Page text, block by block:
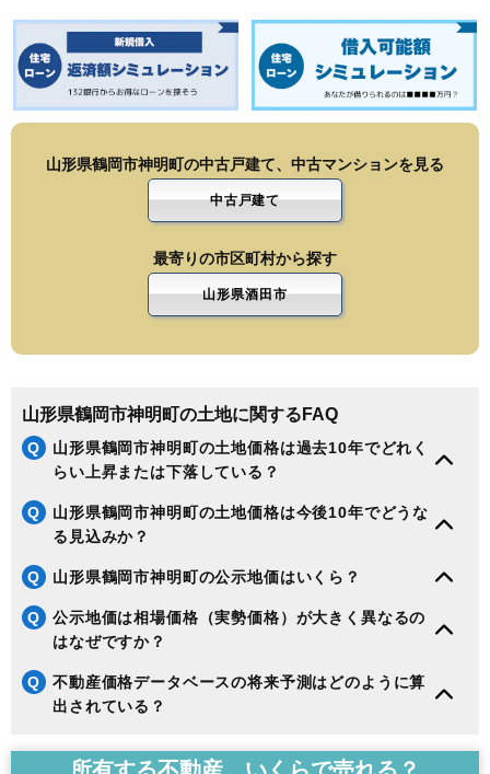
山形県鶴岡市神明町の中古戸建て、中古マンションを見る
中古戸建て
最寄りの市区町村から探す
山形県酒田市
山形県鶴岡市神明町の土地に関するFAQ
Q
山形県鶴岡市神明町の土地価格は過去10年でどれく
らい上昇または下落している？
Q
山形県鶴岡市神明町の土地価格は今後10年でどうな
る見込みか？
Q 山形県鶴岡市神明町の公示地価はいくら？
Q
公示地価は相場価格（実勢価格）が大きく異なるの
はなぜですか？
Q
不動産価格データベースの将来予測はどのように算
出されている？